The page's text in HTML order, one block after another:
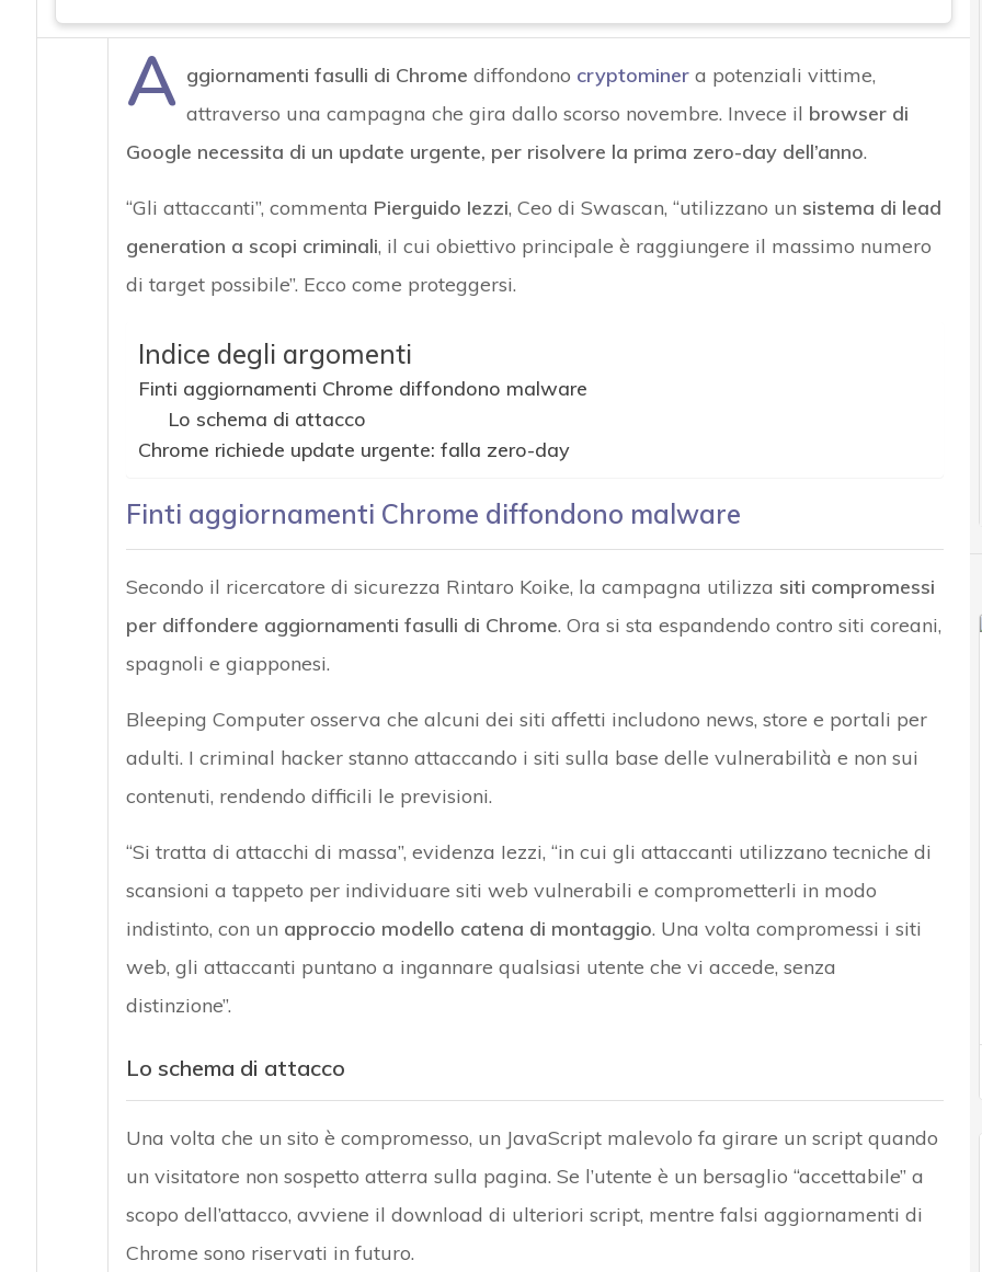
A ggiornamenti fasulli di Chrome diffondono cryptominera potenziali vittime,
attraverso una campagna che gira dallo scorso novembre. Invece il browser di
Google necessita di un update urgente, per risolvere la prima zero-day dell’anno.
“Gli attaccanti”, commenta Pierguido Iezzi, Ceo di Swascan, “utilizzano un sistema di lead
generation a scopi criminali, il cui obiettivo principale è raggiungere il massimo numero
di target possibile”. Ecco come proteggersi.
Indice degli argomenti
Finti aggiornamenti Chrome diffondono malware
Lo schema di attacco
Chrome richiede update urgente: falla zero-day
Finti aggiornamenti Chrome diffondono malware
Secondo il ricercatore di sicurezza Rintaro Koike, la campagna utilizza siti compromessi
per diffondere aggiornamenti fasulli di Chrome. Ora si sta espandendo contro siti coreani,
spagnoli e giapponesi.
Bleeping Computer osserva che alcuni dei siti affetti includono news, store e portali per
adulti. I criminal hacker stanno attaccando i siti sulla base delle vulnerabilità e non sui
contenuti, rendendo difficili le previsioni.
“Si tratta di attacchi di massa”, evidenza Iezzi, “in cui gli attaccanti utilizzano tecniche di
scansioni a tappeto per individuare siti web vulnerabili e comprometterli in modo
indistinto, con un approccio modello catena di montaggio. Una volta compromessi i siti
web, gli attaccanti puntano a ingannare qualsiasi utente che vi accede, senza
distinzione”.
Lo schema di attacco
Una volta che un sito è compromesso, un JavaScript malevolo fa girare un script quando
un visitatore non sospetto atterra sulla pagina. Se l’utente è un bersaglio “accettabile” a
scopo dell’attacco, avviene il download di ulteriori script, mentre falsi aggiornamenti di
Chrome sono riservati in futuro.